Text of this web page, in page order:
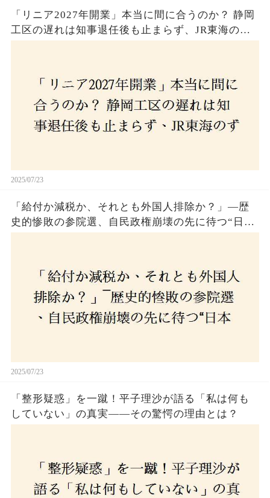
「リニア2027年開業」本当に間に合うのか？ 静岡
工区の遅れは知事退任後も止まらず、JR東海のず
2025/07/23
「給付か減税か、それとも外国人排除か？」―歴
史的惨敗の参院選、自民政権崩壊の先に待つ“日本
2025/07/23
「整形疑惑」を一蹴！平子理沙が語る「私は何も
していない」の真実——その驚愕の理由とは？